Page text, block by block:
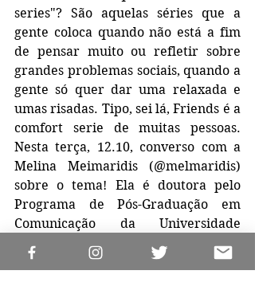
series"? São aquelas séries que a
gente coloca quando não está a fim
de pensar muito ou refletir sobre
grandes problemas sociais, quando a
gente só quer dar uma relaxada e
umas risadas. Tipo, sei lá, Friends é a
comfort serie de muitas pessoas.
Nesta terça, 12.10, converso com a
Melina Meimaridis (@melmaridis)
sobre o tema! Ela é doutora pelo
Programa de Pós-Graduação em
Comunicação da Universidade
Federal Fluminense (UFF).